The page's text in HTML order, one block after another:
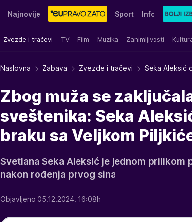
Najnovije Sport Info
Zvezde i tračevi TV Film Muzika Zanimljivosti
Stvar ukusa Yumama
Naslovna Zabava Zvezde i tračevi Seka Aleksić
Zbog muža se
sveštenika: Seka
braku sa Veljkom
Svetlana Seka Aleksić je jednom prilikom
nakon rođenja prvog sina
Objavljeno 05.12.2024. 16:08h